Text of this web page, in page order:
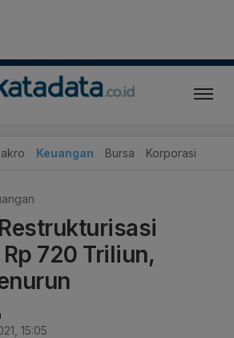
Keuangan Bursa Korporasi
720 Triliun,
15:05